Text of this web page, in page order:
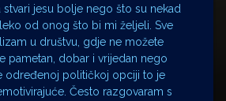
stvari jesu bolje nego što su nekad
od onog što bi mi željeli. Sve
u društvu, gdje ne možete
pametan, dobar i vrijedan nego
određenoj političkoj opciji to je
Često razgovaram s